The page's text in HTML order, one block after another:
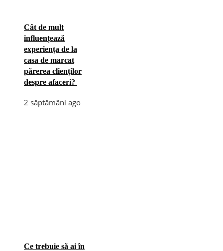
Cât de mult
influențează
experiența de la
casa de marcat
părerea clienților
despre afaceri?
2 săptămâni ago
Ce trebuie să ai în